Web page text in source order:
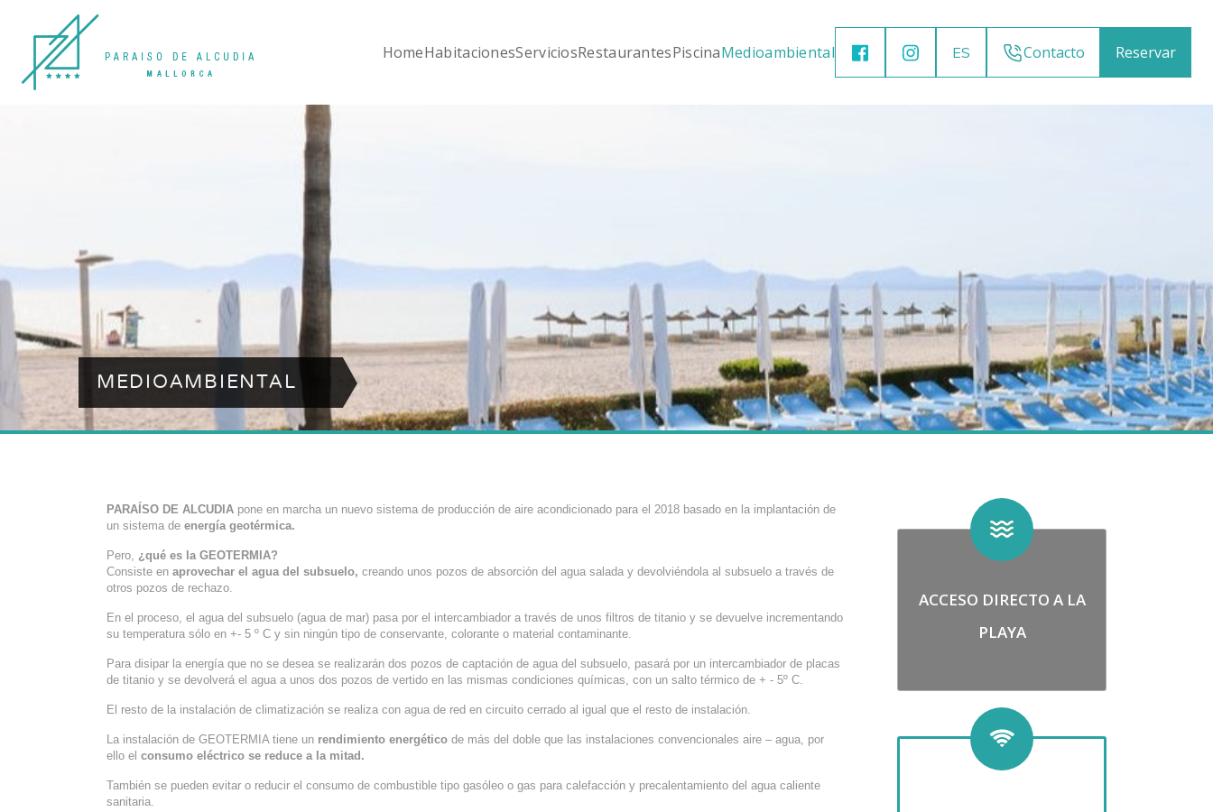
HomeHabitacionesServiciosRestaurantesPiscinaMedioambiental ES Contacto Reservar
MEDIOAMBIENTAL
PARAÍSO DE ALCUDIA pone en marcha un nuevo sistema de producción de aire acondicionado para el 2018 basado en la implantación de
un sistema de energía geotérmica.
Pero, ¿qué es la GEOTERMIA?
Consiste en aprovechar el agua del subsuelo, creando unos pozos de absorción del agua salada y devolviéndola al subsuelo a través de
otros pozos de rechazo.
En el proceso, el agua del subsuelo (agua de mar) pasa por el intercambiador a través de unos filtros de titanio y se devuelve incrementando
su temperatura sólo en +- 5 º C y sin ningún tipo de conservante, colorante o material contaminante.
Para disipar la energía que no se desea se realizarán dos pozos de captación de agua del subsuelo, pasará por un intercambiador de placas
de titanio y se devolverá el agua a unos dos pozos de vertido en las mismas condiciones químicas, con un salto térmico de + - 5º C.
El resto de la instalación de climatización se realiza con agua de red en circuito cerrado al igual que el resto de instalación.
La instalación de GEOTERMIA tiene un rendimiento energético de más del doble que las instalaciones convencionales aire – agua, por
ello el consumo eléctrico se reduce a la mitad.
También se pueden evitar o reducir el consumo de combustible tipo gasóleo o gas para calefacción y precalentamiento del agua caliente
sanitaria.
ACCESO DIRECTO A LA
PLAYA